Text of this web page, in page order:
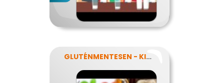
GLUTÉNMENTESEN - KINEK IS?!